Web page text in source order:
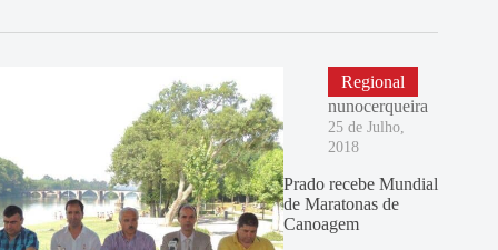
Regional
nunocerqueira
25 de Julho,
2018
Prado recebe Mundial
de Maratonas de
Canoagem